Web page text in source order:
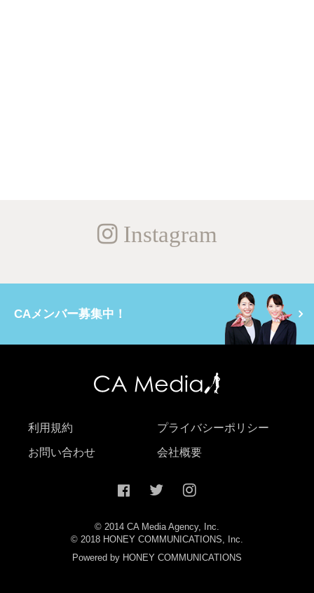
Instagram
CAメンバー募集中！
利用規約 プライバシーポリシー
お問い合わせ 会社概要
© 2014 CA Media Agency, Inc.
© 2018 HONEY COMMUNICATIONS, Inc.
Powered by HONEY COMMUNICATIONS